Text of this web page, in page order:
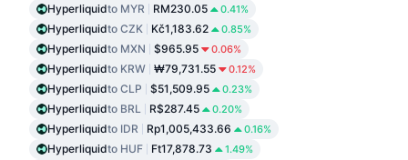
Hyperliquidto MYR RM230.05 0.41%
Hyperliquidto CZK Kč1,183.62 0.85%
Hyperliquidto MXN $965.95 0.06%
Hyperliquidto KRW ₩79,731.55 0.12%
Hyperliquidto CLP $51,509.95 0.23%
Hyperliquidto BRL R$287.45 0.20%
Hyperliquidto IDR Rp1,005,433.66 0.16%
Hyperliquidto HUF Ft17,878.73 1.49%